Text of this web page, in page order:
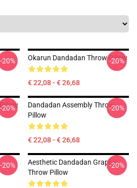
-20% Okarun Dandadan Throw Pillow
€ 22,08 - € 26,68
-20%
-20%
Dandadan Assembly Throw
Pillow
€ 22,08 - € 26,68
-20%
-20%
Aesthetic Dandadan Graphic
Throw Pillow
-20%